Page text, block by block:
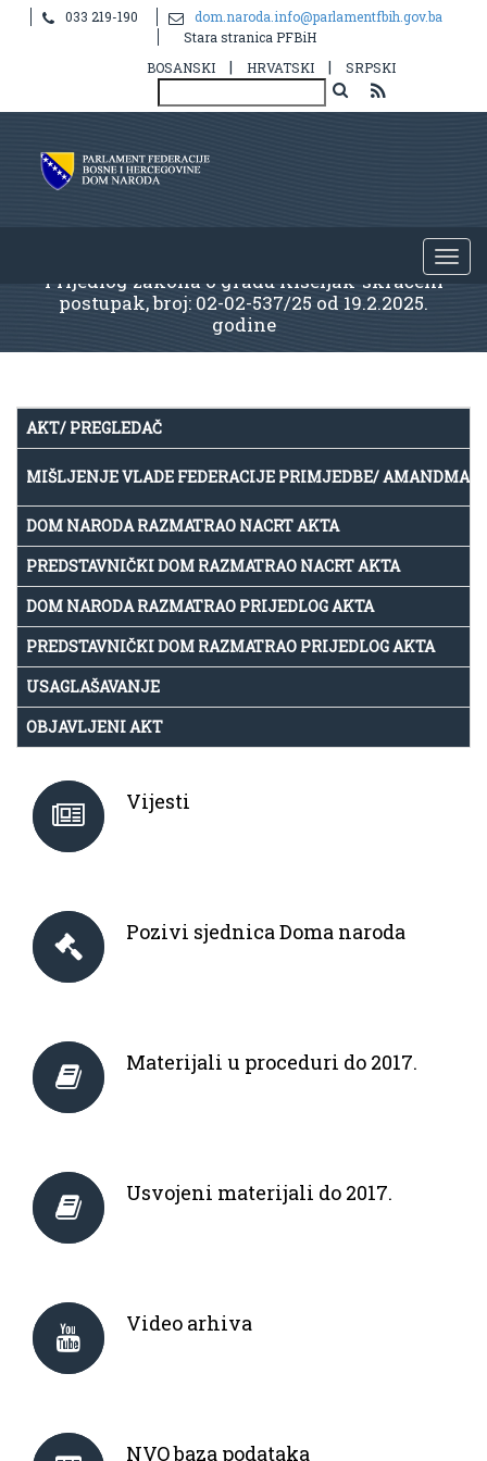
033 219-190
dom.naroda.info@parlamentfbih.gov.ba
Stara stranica PFBiH
BOSANSKI
| HRVATSKI | SRPSKI
Prijedlog zakona o gradu Kiseljak-skraćeni
postupak, broj: 02-02-537/25 od 19.2.2025.
godine
AKT/ PREGLEDAČ
MIŠLJENJE VLADE FEDERACIJE PRIMJEDBE/
DOM NARODA RAZMATRAO NACRT AKTA
PREDSTAVNIČKI DOM RAZMATRAO NACRT AKTA
DOM NARODA RAZMATRAO PRIJEDLOG AKTA
PREDSTAVNIČKI DOM RAZMATRAO PRIJEDLOG AKTA
USAGLAŠAVANJE
OBJAVLJENI AKT
Vijesti
Pozivi sjednica Doma naroda
Materijali u proceduri do 2017.
Usvojeni materijali do 2017.
Video arhiva
NVO baza podataka